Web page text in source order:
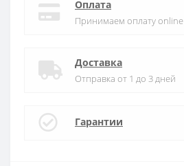
Оплата
Принимаем оплату online
Доставка
Отправка от 1 до 3 дней
Гарантии